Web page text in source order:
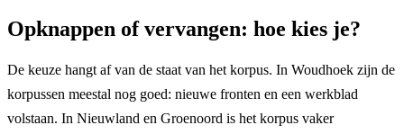
Opknappen of vervangen: hoe kies je?
De keuze hangt af van de staat van het korpus. In Woudhoek zijn de
korpussen meestal nog goed: nieuwe fronten en een werkblad
volstaan. In Nieuwland en Groenoord is het korpus vaker